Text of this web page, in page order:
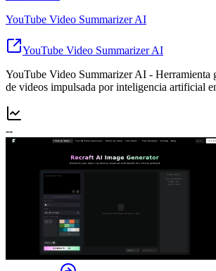
YouTube Video Summarizer AI
YouTube Video Summarizer AI
YouTube Video Summarizer AI - Herramienta
de videos impulsada por inteligencia artificial
--